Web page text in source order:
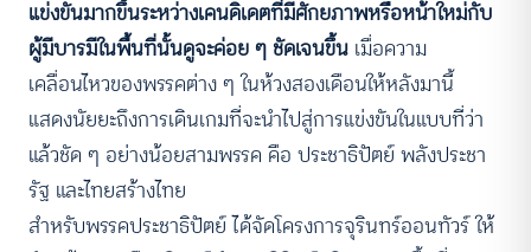
แข่งขันมากขึ้นระหว่างเคนดิเดตที่มีศักยภาพหรือหน้าใหม่กับ
ผู้มีบารมีในพื้นที่นั้นดูจะค่อย ๆ ชัดเจนขึ้น เมื่อความ
เคลื่อนไหวของพรรคต่าง ๆ ในห้วงสองเดือนให้หลังมานี้
แสดงนัยยะถึงการเดินเกมที่จะนำไปสู่การแข่งขันในแบบที่ว่า
แล้วชัด ๆ อย่างน้อยสามพรรค คือ ประชาธิปัตย์ พลังประชา
รัฐ และไทยสร้างไทย
สำหรับพรรคประชาธิปัตย์ ได้จัดโครงการจุรินทร์ออนทัวร์ ให้